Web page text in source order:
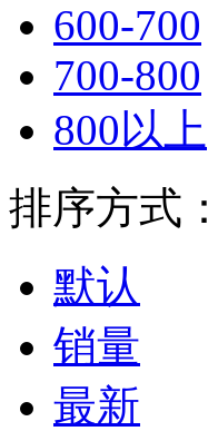
600-700
700-800
800以上
排序方式：
默认
销量
最新